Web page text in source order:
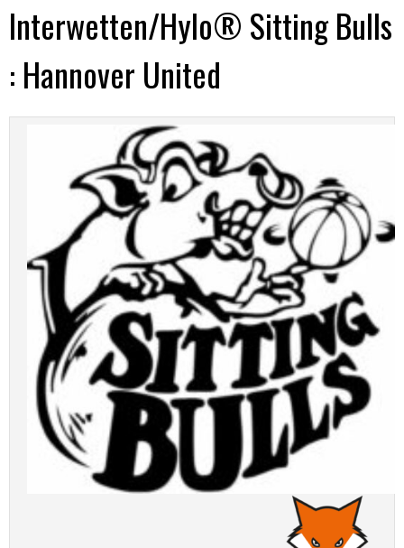
Interwetten/Hylo® Sitting Bulls
: Hannover United